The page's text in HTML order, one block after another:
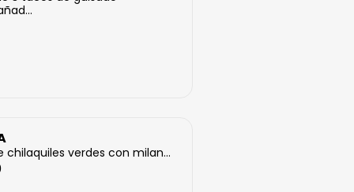
chilaquiles verdes con milan...